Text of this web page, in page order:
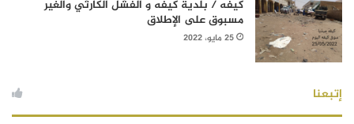
كيفه / بلدية كيفه و الفشل الكارثي والغير
مسبوق على الإطلاق
25 مايو، 2022
إتبعنا